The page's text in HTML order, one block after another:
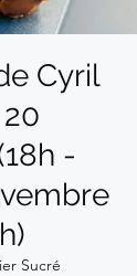
Cyril
-
Sucré